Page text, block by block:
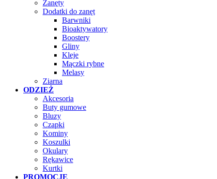
Zanęty
Dodatki do zanęt
Barwniki
Bioaktywatory
Boostery
Gliny
Kleje
Mączki rybne
Melasy
Ziarna
ODZIEŻ
Akcesoria
Buty gumowe
Bluzy
Czapki
Kominy
Koszulki
Okulary
Rękawice
Kurtki
PROMOCJE